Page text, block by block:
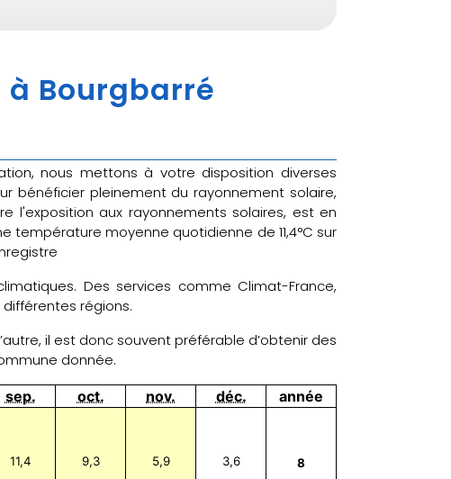
Bourgbarré
nous mettons à votre disposition diverses
bénéficier pleinement du rayonnement solaire,
l'exposition aux rayonnements solaires, est en
température moyenne quotidienne de 11,4°C sur
Des services comme Climat-France,
régions.
il est donc souvent préférable d’obtenir des
donnée.
sep. oct. nov. déc.
année
11,4 9,3 5,9 3,6 8